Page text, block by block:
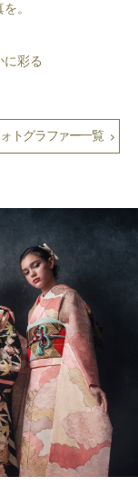
。
に彩る
トグラファー一覧